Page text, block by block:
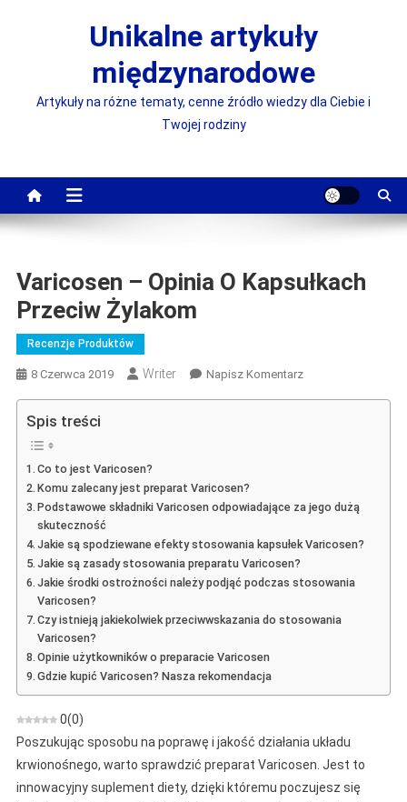
Unikalne artykuły
międzynarodowe
Artykuły na różne tematy, cenne źródło wiedzy dla Ciebie i
Twojej rodziny
Varicosen – Opinia O Kapsułkach
Przeciw Żylakom
Recenzje Produktów
8 Czerwca 2019 Writer Napisz KomentarzOn
Przeciw
Spis treści
Co to jest Varicosen?
Komu zalecany jest preparat Varicosen?
Podstawowe składniki Varicosen odpowiadające za jego dużą
skuteczność
Jakie są spodziewane efekty stosowania kapsułek Varicosen?
Jakie są zasady stosowania preparatu Varicosen?
Jakie środki ostrożności należy podjąć podczas stosowania
Varicosen?
Czy istnieją jakiekolwiek przeciwwskazania do stosowania
Varicosen?
Opinie użytkowników o preparacie Varicosen
Gdzie kupić Varicosen? Nasza rekomendacja
0(0)
Poszukując sposobu na poprawę i jakość działania układu
krwionośnego, warto sprawdzić preparat Varicosen. Jest to
innowacyjny suplement diety, dzięki któremu poczujesz się